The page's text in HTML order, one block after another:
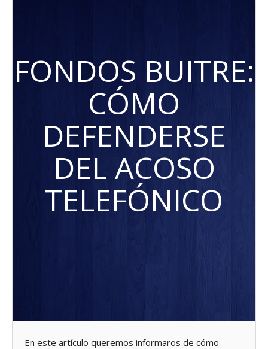
FONDOS BUITRE:
CÓMO
DEFENDERSE
DEL ACOSO
TELEFÓNICO
En este artículo queremos informaros de cómo